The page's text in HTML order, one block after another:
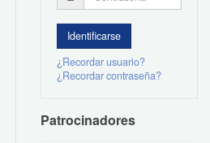
¿Recordar usuario?
¿Recordar contraseña?
Patrocinadores